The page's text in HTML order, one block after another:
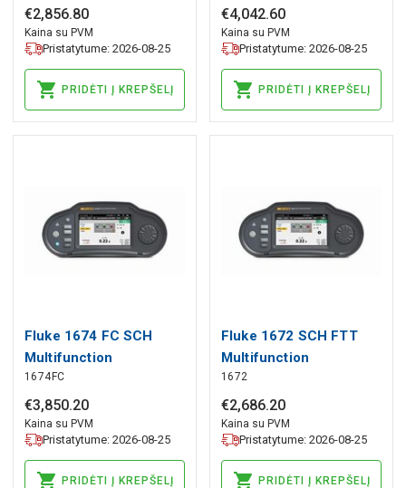
€2,856.80
Kaina su PVM
Pristatytume: 2026-08-25
PRIDĖTI Į KREPŠELĮ
TruTest Software
Bundle, Fluke
€4,042.60
Kaina su PVM
Pristatytume: 2026-08-25
PRIDĖTI Į KREPŠELĮ
Fluke 1674 FC SCH
Multifunction
Installation Tester, Fluke
1674FC
€3,850.20
Kaina su PVM
Pristatytume: 2026-08-25
PRIDĖTI Į KREPŠELĮ
Fluke 1672 SCH FTT
Multifunction
Installation Tester with
TruTest Software
Bundle, Fluke
1672
€2,686.20
Kaina su PVM
Pristatytume: 2026-08-25
PRIDĖTI Į KREPŠELĮ